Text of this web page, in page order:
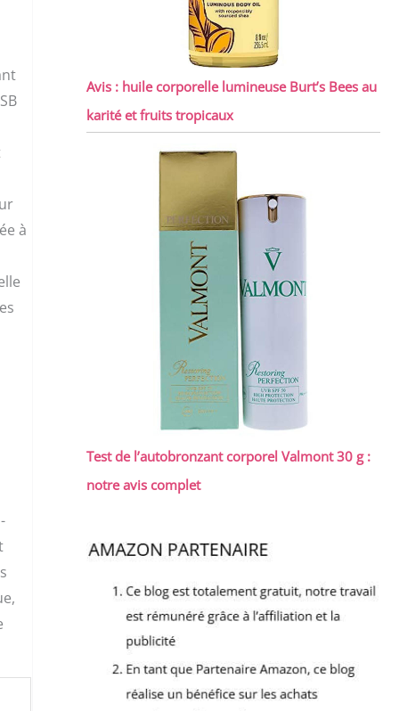
à
Avis : huile corporelle lumineuse Burt’s Bees au
karité et fruits tropicaux
Test de l’autobronzant corporel Valmont 30 g :
notre avis complet